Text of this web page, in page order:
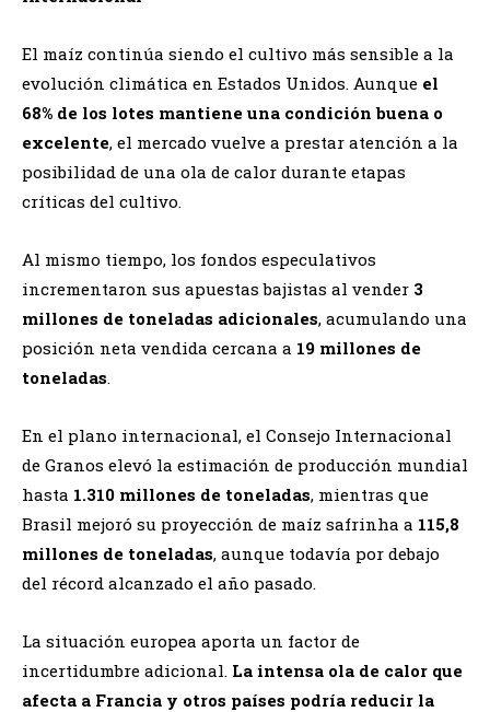
El maíz continúa siendo el cultivo más sensible a la
evolución climática en Estados Unidos. Aunque el
68% de los lotes mantiene una condición buena o
excelente, el mercado vuelve a prestar atención a la
posibilidad de una ola de calor durante etapas
críticas del cultivo.
Al mismo tiempo, los fondos especulativos
incrementaron sus apuestas bajistas al vender 3
millones de toneladas adicionales, acumulando una
posición neta vendida cercana a 19 millones de
toneladas.
En el plano internacional, el Consejo Internacional
de Granos elevó la estimación de producción mundial
hasta 1.310 millones de toneladas, mientras que
Brasil mejoró su proyección de maíz safrinha a 115,8
millones de toneladas, aunque todavía por debajo
del récord alcanzado el año pasado.
La situación europea aporta un factor de
incertidumbre adicional. La intensa ola de calor que
afecta a Francia y otros países podría reducir la